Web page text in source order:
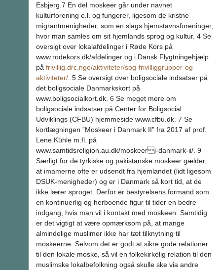
Esbjerg.7 En del moskeer går under navnet
kulturforening e.l. og fungerer, ligesom de kristne
migrantmenigheder, som en slags hjemstavnsforeninger,
hvor man samles om sit hjemlands sprog og kultur. 4 Se
oversigt over lokalafdelinger i Røde Kors på
www.rodekors.dk/afdelinger og i Dansk Flygtningehjælp
på frivillig.drc.ngo/aktiviteter/sog-frivilliggrupper-og-
aktiviteter/. 5 Se oversigt over boligsociale indsatser på
det boligsociale Danmarkskort på
www.boligsocialkort.dk. 6 Se meget mere om
boligsociale indsatser på Center for Boligsocial
Udviklings (CFBU) hjemmeside www.cfbu.dk. 7 Se
kortlægningen ”Moskeer i Danmark II” fra 2017 af prof.
Lene Kühle m.fl. på
www.samtidsreligion.au.dk/moskeeri-danmark-ii/. 9
Særligt for de tyrkiske og pakistanske moskeer gælder,
at imamerne ofte er udsendt fra hjemlandet (lidt ligesom
DSUK-menigheder) og er i Danmark så kort tid, at de
ikke lærer sproget. Derfor er bestyrelsens formand som
en kontinuerlig og herboende figur til tider en bedre
indgang, hvis man vil i kontakt med moskeen. Samtidig
er det vigtigt at være opmærksom på, at mange
almindelige muslimer ikke har tæt tilknytning til
moskeerne. Selvom det er godt at sikre gode relationer
til den lokale moske, så vil en folkekirkelig relation til den
muslimske lokalbefolkning også skulle ske via andre